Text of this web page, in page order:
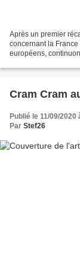
Après un premier
concernant la
européens,
Cram Cram
Publié le 11/09/2020
Par Stef26